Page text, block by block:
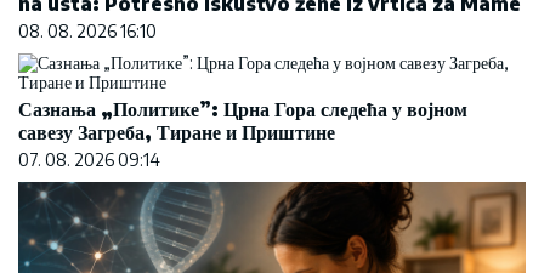
08. 08. 2026 16:10
Сазнања „Политике”: Црна Гора следећа у војном
савезу Загреба, Тиране и Приштине
07. 08. 2026 09:14